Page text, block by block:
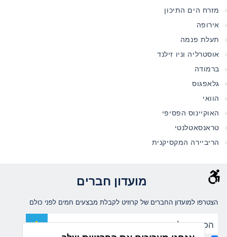
מזרח הים התיכון
אירופה
תעלת פנמה
אוסטרליה וניו זילנד
ברמודה
גלאפגוס
הוואי
האוקיינוס הפסיפי
טראנסאטלנטי
הריביירה המקסיקנית
מועדון חברים
הצטרפו למועדון החברים של קרוזיט לקבלת מבצעים חמים לפני כולם